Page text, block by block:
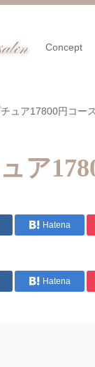
Concept
ュア17800円コース
ア
Hatena
Hatena